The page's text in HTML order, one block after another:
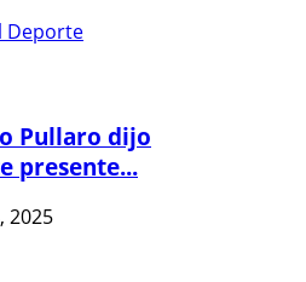
Deporte
Pullaro dijo
presente...
2025